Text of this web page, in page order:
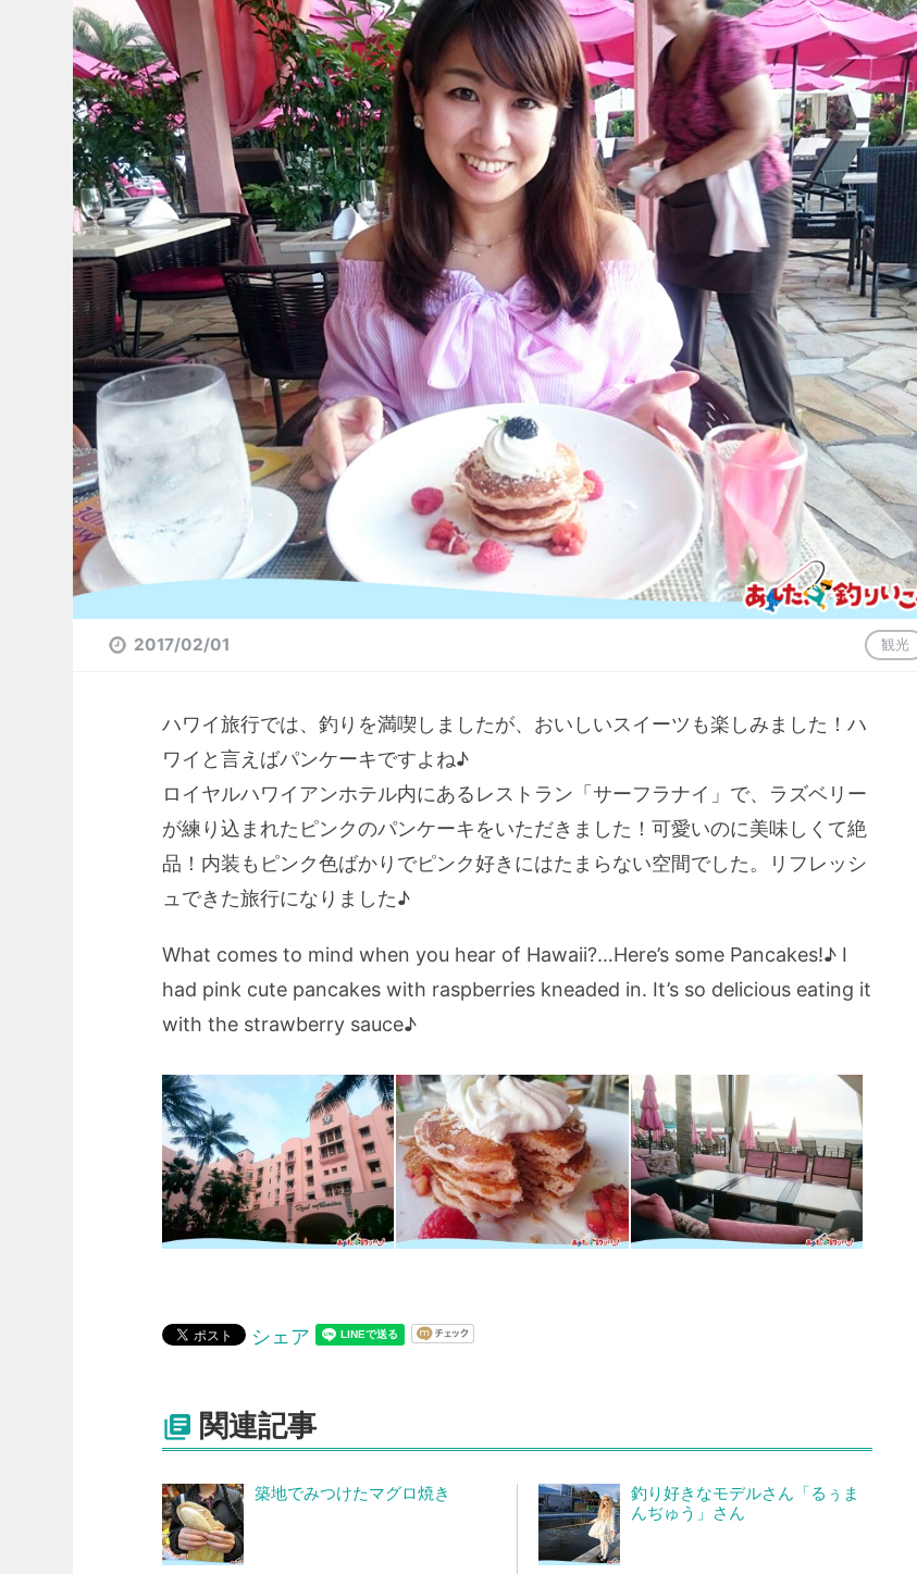
2017/02/01 観光
ハワイ旅行では、釣りを満喫しましたが、おいしいスイーツも楽しみました！ハ
ワイと言えばパンケーキですよね♪
ロイヤルハワイアンホテル内にあるレストラン「サーフラナイ」で、ラズベリー
が練り込まれたピンクのパンケーキをいただきました！可愛いのに美味しくて絶
品！内装もピンク色ばかりでピンク好きにはたまらない空間でした。リフレッシ
ュできた旅行になりました♪
What comes to mind when you hear of Hawaii?…Here’s some Pancakes!♪ I
had pink cute pancakes with raspberries kneaded in. It’s so delicious eating it
with the strawberry sauce♪
シェア
 関連記事
築地でみつけたマグロ焼き
釣り好きなモデルさん「るぅま
んぢゅう」さん